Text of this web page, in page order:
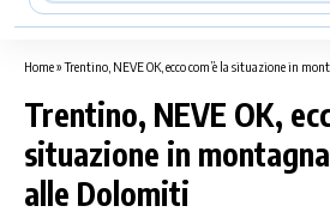
Home»Trentino, NEVE OK, ecco com’è la situazione in
Trentino, NEVE OK,
situazione in
alle Dolomiti